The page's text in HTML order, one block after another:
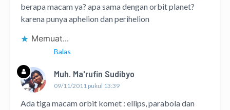
berapa macam ya? apa sama dengan orbit planet?
karena punya aphelion dan perihelion
Memuat...
Balas
Muh. Ma'rufin Sudibyo
09/11/2011 pukul 13:39
Ada tiga macam orbit komet : ellips, parabola dan